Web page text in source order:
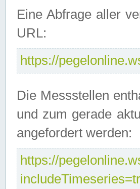
Eine Abfrage aller
URL:
https://
Die Messstellen
und zum gerade
angefordert werden:
https://